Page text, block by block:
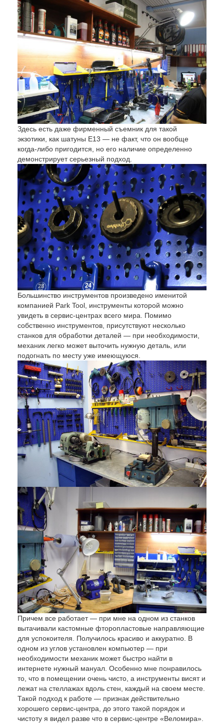
Здесь есть даже фирменный съемник для такой
экзотики, как шатуны E13 — не факт, что он вообще
когда-либо пригодится, но его наличие определенно
демонстрирует серьезный подход.
Большинство инструментов произведено именитой
компанией Park Tool, инструменты которой можно
увидеть в сервис-центрах всего мира. Помимо
собственно инструментов, присутствуют несколько
станков для обработки деталей — при необходимости,
механик легко может выточить нужную деталь, или
подогнать по месту уже имеющуюся.
Причем все работает — при мне на одном из станков
вытачивали кастомные фторопластовые направляющие
для успокоителя. Получилось красиво и аккуратно. В
одном из углов установлен компьютер — при
необходимости механик может быстро найти в
интернете нужный мануал. Особенно мне понравилось
то, что в помещении очень чисто, а инструменты висят и
лежат на стеллажах вдоль стен, каждый на своем месте.
Такой подход к работе — признак действительно
хорошего сервис-центра, до этого такой порядок и
чистоту я видел разве что в сервис-центре «Веломира».